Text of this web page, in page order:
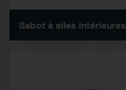
Sabot à ailes intérieures